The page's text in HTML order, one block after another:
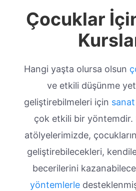
Çocuklar
Hangi yaşta olursa olsun
ve etkili düşünme
geliştirebilmeleri için
çok etkili bir yöntemdir.
atölyelerimizde, çocukların
geliştirebilecekleri,
becerilerini
yöntemlerle